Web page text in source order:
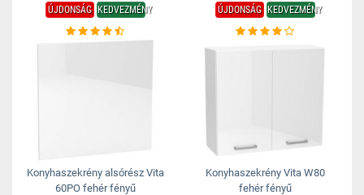
ÚJDONSÁG KEDVEZMÉNY
Konyhaszekrény alsórész Vita
60PO fehér fényű
ÚJDONSÁG KEDVEZMÉNY
Konyhaszekrény Vita W80
fehér fényű